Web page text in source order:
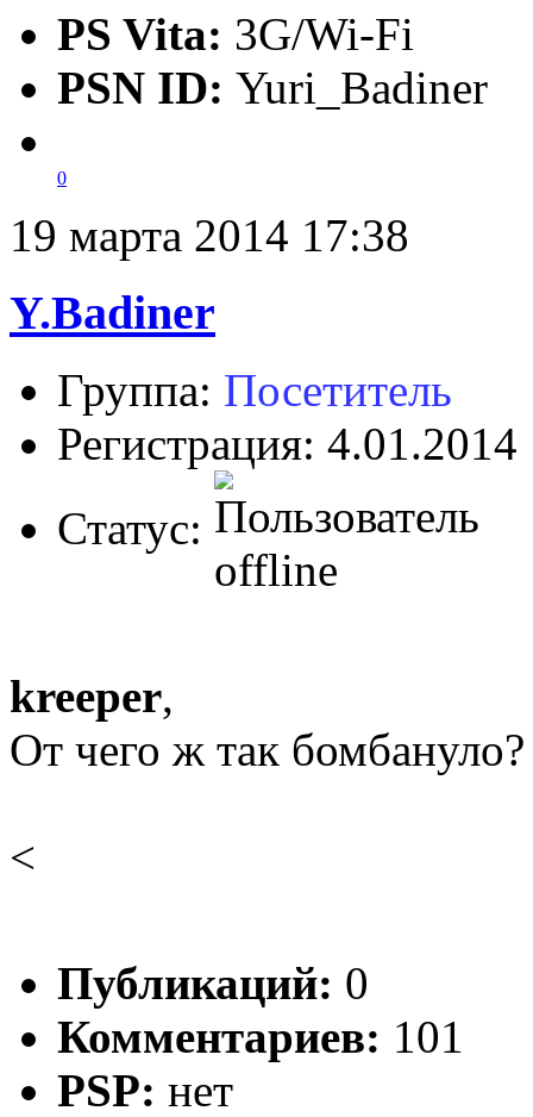
PS Vita: 3G/Wi-Fi
PSN ID: Yuri_Badiner
0
19 марта 2014 17:38
Y.Badiner
Группа: Посетитель
Регистрация: 4.01.2014
Статус:
kreeper,
От чего ж так бомбануло?
<
Публикаций: 0
Комментариев: 101
PSP: нет